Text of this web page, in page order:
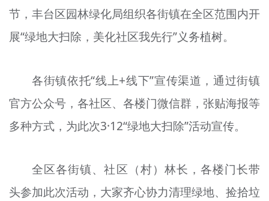
节，丰台区园林绿化局组织各街镇在全区范围内开
展“绿地大扫除，美化社区我先行”义务植树。
各街镇依托“线上+线下”宣传渠道，通过街镇
官方公众号，各社区、各楼门微信群，张贴海报等
多种方式，为此次3·12“绿地大扫除”活动宣传。
全区各街镇、社区（村）林长，各楼门长带
头参加此次活动，大家齐心协力清理绿地、捡拾垃